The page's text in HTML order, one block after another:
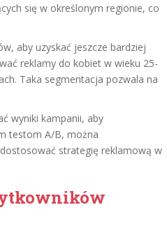
się w określonym regionie, co
aby uzyskać jeszcze bardziej
reklamy do kobiet w wieku 25-
Taka segmentacja pozwala na
wyniki kampanii, aby
testom A/B, można
strategię reklamową w